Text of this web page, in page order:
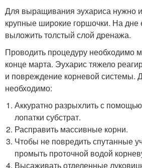
Для выращивания эухариса нужно
крупные широкие горшочки. На дне
выложить толстый слой дренажа.
Проводить процедуру необходимо
конце марта. Эухарис тяжело
и повреждение корневой системы.
необходимо:
Аккуратно разрыхлить с
лопатки субстрат.
Расправить массивные корни.
Чтобы не повредить спутанные
промыть проточной водой
Высаживать отделенные